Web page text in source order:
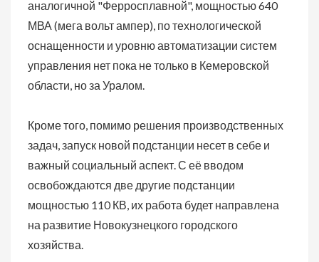
аналогичной "Ферросплавной", мощностью 640
МВА (мега вольт ампер), по технологической
оснащенности и уровню автоматизации систем
управления нет пока не только в Кемеровской
области, но за Уралом.
Кроме того, помимо решения производственных
задач, запуск новой подстанции несет в себе и
важный социальный аспект. С её вводом
освобождаются две другие подстанции
мощностью 110 КВ, их работа будет направлена
на развитие Новокузнецкого городского
хозяйства.